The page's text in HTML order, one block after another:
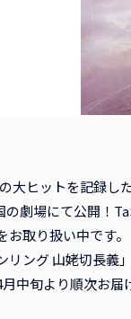
大ヒットを記録し
の劇場にて公開！
お取り扱い中です
リング 山姥切長義
中旬より順次お届